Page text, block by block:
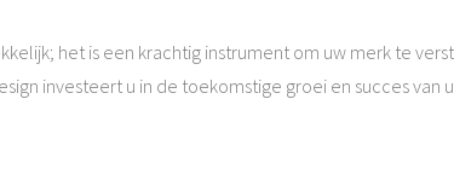
het is een krachtig instrument om uw merk te
investeert u in de toekomstige groei en succes van